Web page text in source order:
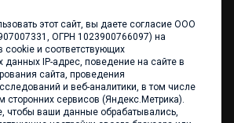
+7 (4012) 960 898
236017 Калининград,
ул. Каштановая аллея, 47
Телефон: +7 4012 960 898,
+7 4012 960 856
Написать нам
этот сайт, вы даете согласие ООО
ОГРН 1023900766097) на
cookie и соответствующих
данных IP-адрес, поведение на сайте в
сайта, проведения
и веб-аналитики, в том числе
сторонних сервисов (Яндекс.Метрика).
чтобы ваши данные обрабатывались,